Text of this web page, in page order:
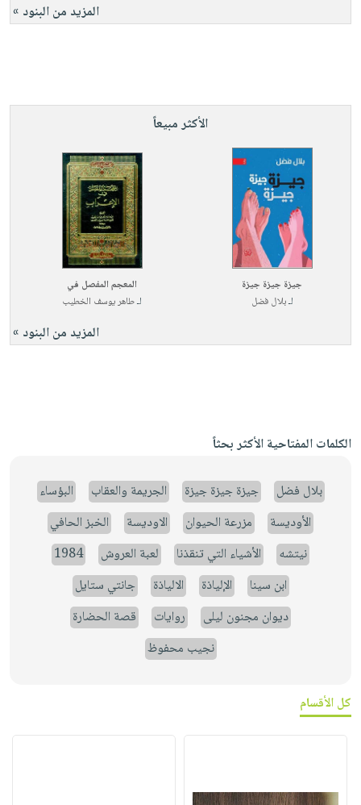
المزيد من البنود »
الأكثر مبيعاً
جيزة جيزة جيزة
لـبلال فضل
المعجم المفصل في
لـطاهر يوسف الخطيب
المزيد من البنود »
الكلمات المفتاحية الأكثر بحثاً
بلال فضل جيزة جيزة جيزة الجريمة والعقاب
البؤساء
الأوديسة
مزرعة الحيوان الاوديسة
الخبز الحافي
نيتشه
الأشياء التي تنقذنا لعبة العروش
1984
ابن سينا
الإلياذة الالياذة
جانتي ستايل
ديوان مجنون ليلى
روايات
قصة الحضارة
نجيب محفوظ
كل الأقسام